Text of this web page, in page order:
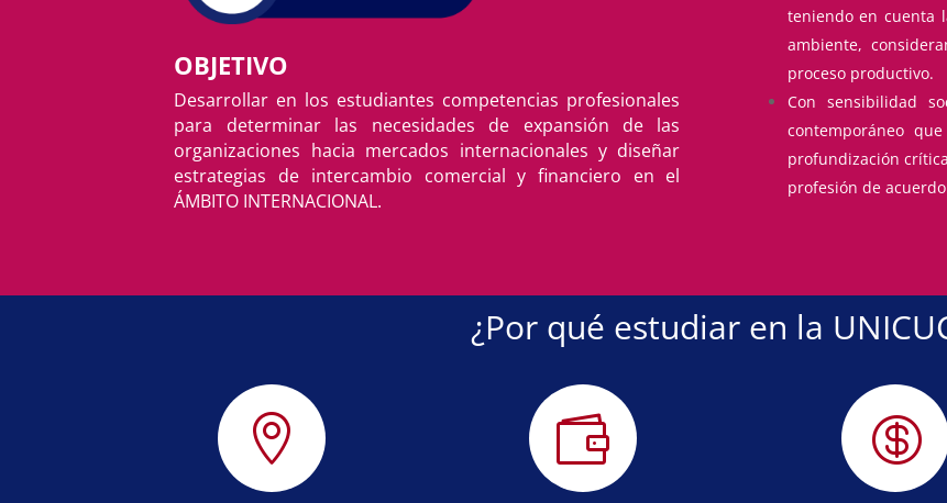
OBJETIVO
Desarrollar en los estudiantes competencias profesionales
para determinar las necesidades de expansión de las
organizaciones hacia mercados internacionales y diseñar
estrategias de intercambio comercial y financiero en el
ÁMBITO INTERNACIONAL.
teniendo en cuenta
ambiente,
proceso productivo.
Con sensibilidad
contemporáneo
profundización
profesión de
¿Por qué estudiar en la
  